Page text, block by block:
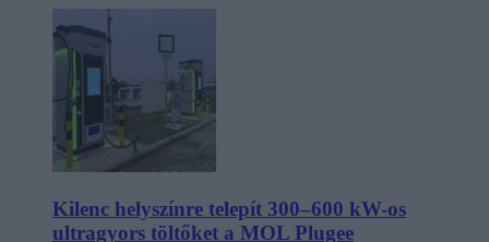
Kilenc helyszínre telepít 300–600 kW-os
ultragyors töltőket a MOL Plugee